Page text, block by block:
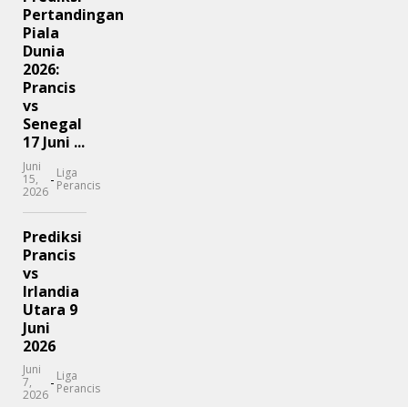
Pertandingan
Piala
Dunia
2026:
Prancis
vs
Senegal
17 Juni ...
Juni
15,
2026
- Liga
Perancis
Prediksi
Prancis
vs
Irlandia
Utara 9
Juni
2026
Juni
7,
2026
- Liga
Perancis